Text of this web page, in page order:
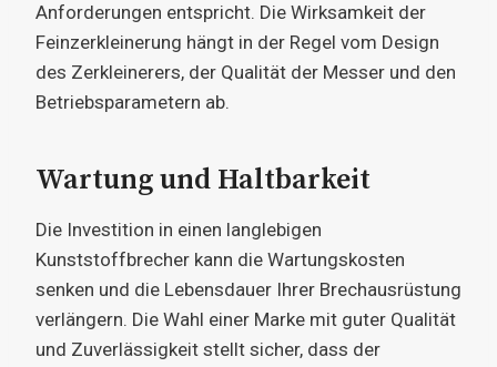
Anforderungen entspricht. Die Wirksamkeit der
Feinzerkleinerung hängt in der Regel vom Design
des Zerkleinerers, der Qualität der Messer und den
Betriebsparametern ab.
Wartung und Haltbarkeit
Die Investition in einen langlebigen
Kunststoffbrecher kann die Wartungskosten
senken und die Lebensdauer Ihrer Brechausrüstung
verlängern. Die Wahl einer Marke mit guter Qualität
und Zuverlässigkeit stellt sicher, dass der